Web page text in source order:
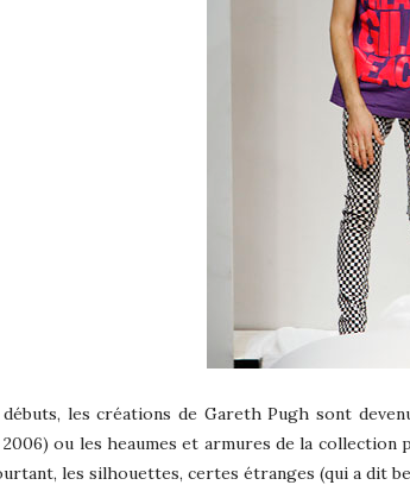
les créations de Gareth Pugh sont
ou les heaumes et armures de la
les silhouettes, certes étranges (qui a dit